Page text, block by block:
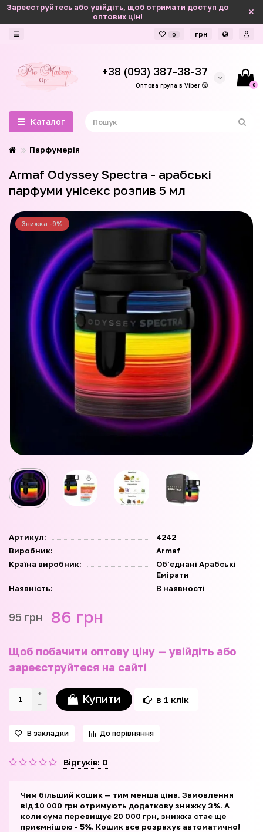
Зареєструйтесь або увійдіть, щоб отримати доступ до
оптових цін!
0 грн
+38 (093) 387-38-37
Оптова група в Viber 0
Каталог
Парфумерія
Armaf Odyssey Spectra - арабські
парфуми унісекс розпив 5 мл
Знижка -9%
Артикул:
4242
Виробник:
Armaf
Країна виробник:
Об'єднані Арабські
Емірати
Наявність:
В наявності
95 грн 86 грн
Щоб побачити оптову ціну — увійдіть або
зареєструйтеся на сайті
Купити в 1 клік
В закладки До порівняння
Відгуків: 0
Чим більший кошик — тим менша ціна. Замовлення
від 10 000 грн отримують додаткову знижку 3%. А
коли сума перевищує 20 000 грн, знижка стає ще
приємнішою - 5%. Кошик все розрахує автоматично!